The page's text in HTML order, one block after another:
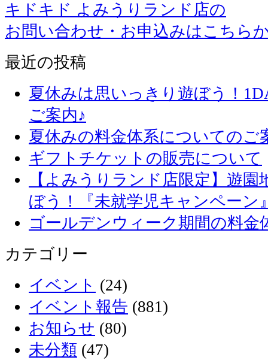
キドキド よみうりランド店の
お問い合わせ・お申込みはこちら
最近の投稿
夏休みは思いっきり遊ぼう！
ご案内♪
夏休みの料金体系についてのご
ギフトチケットの販売について
【よみうりランド店限定】遊
ぼう！『未就学児キャンペーン
ゴールデンウィーク期間の料金
カテゴリー
イベント (24)
イベント報告 (881)
お知らせ (80)
未分類 (47)